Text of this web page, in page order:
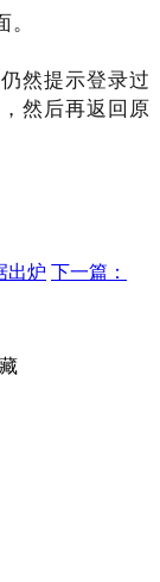
然提示登录过
然后再返回原
出炉 下一篇：